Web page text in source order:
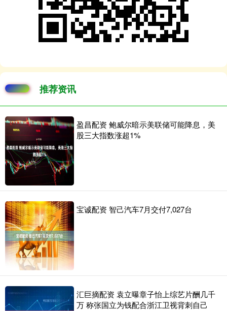
推荐资讯
盈昌配资 鲍威尔暗示美联储可能降息，美
股三大指数涨超1%
宝诚配资 智己汽车7月交付7,027台
汇巨摘配资 袁立曝章子怡上综艺片酬几千
万 称张国立为钱配合浙江卫视背刺自己